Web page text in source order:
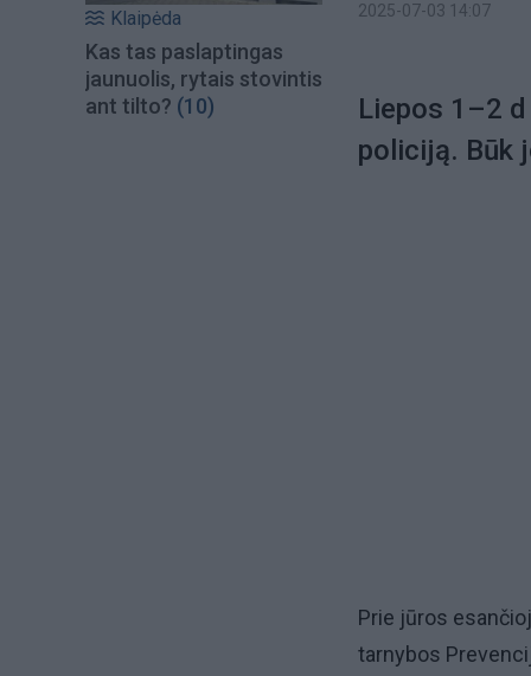
Klaipėda
Kas tas paslaptingas
jaunuolis, rytais stovintis
ant tilto? (10)
2025-07-03 14:07
Liepos 1–2
policiją. Būk
Prie jūros
tarnybos